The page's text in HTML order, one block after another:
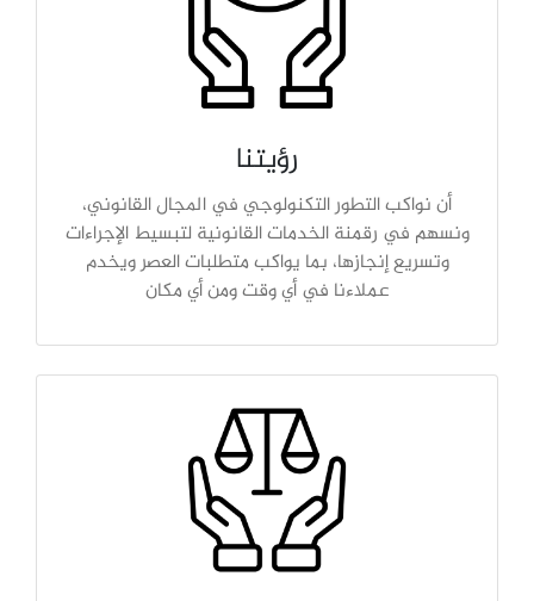
رؤيتنا
أن نواكب التطور التكنولوجي في المجال القانوني،
ونسهم في رقمنة الخدمات القانونية لتبسيط الإجراءات
وتسريع إنجازها، بما يواكب متطلبات العصر ويخدم
عملاءنا في أي وقت ومن أي مكان